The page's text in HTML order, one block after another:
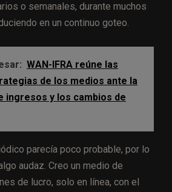
o semanales, durante muchos
en un continuo goteo.
WAN-IFRA reúne las
de los medios ante la
ingresos y los cambios de
parecía poco probable, por lo
audaz. Creo un medio de
de lucro, solo en línea, con el